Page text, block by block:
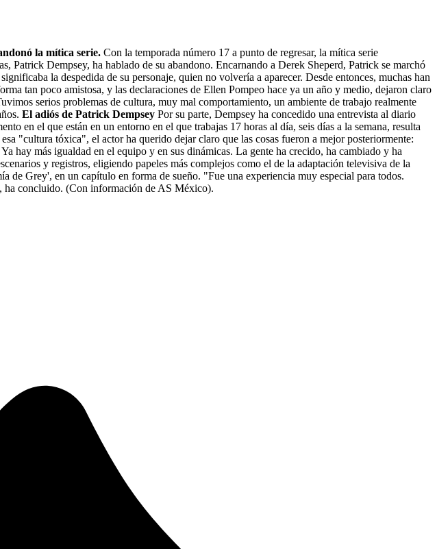
la mítica serie. Con la temporada número 17 a punto de regresar, la mítica serie
Patrick Dempsey, ha hablado de su abandono. Encarnando a Derek Sheperd, Patrick se marchó
la despedida de su personaje, quien no volvería a aparecer. Desde entonces, muchas han
tan poco amistosa, y las declaraciones de Ellen Pompeo hace ya un año y medio, dejaron claro
serios problemas de cultura, muy mal comportamiento, un ambiente de trabajo realmente
El adiós de Patrick Dempsey Por su parte, Dempsey ha concedido una entrevista al diario
en el que están en un entorno en el que trabajas 17 horas al día, seis días a la semana, resulta
"cultura tóxica", el actor ha querido dejar claro que las cosas fueron a mejor posteriormente:
hay más igualdad en el equipo y en sus dinámicas. La gente ha crecido, ha cambiado y ha
y registros, eligiendo papeles más complejos como el de la adaptación televisiva de la
Grey', en un capítulo en forma de sueño. "Fue una experiencia muy especial para todos.
ha concluido. (Con información de AS México).